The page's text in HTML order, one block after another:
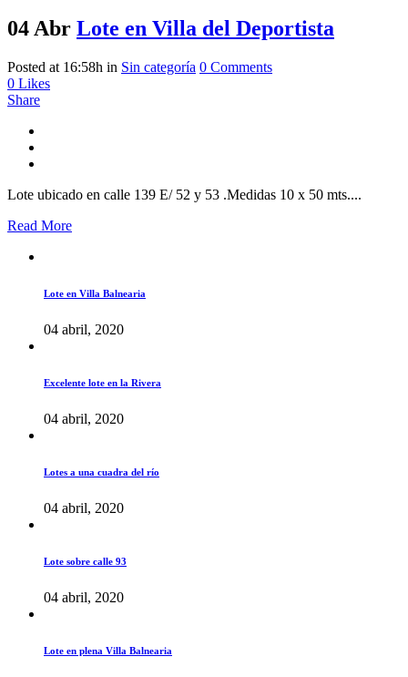
04 Abr Lote en Villa del Deportista
Posted at 16:58h in Sin categoría 0 Comments
0 Likes
Share
Lote ubicado en calle 139 E/ 52 y 53 .Medidas 10 x 50 mts....
Read More
Lote en Villa Balnearia
04 abril, 2020
Excelente lote en la Rivera
04 abril, 2020
Lotes a una cuadra del río
04 abril, 2020
Lote sobre calle 93
04 abril, 2020
Lote en plena Villa Balnearia